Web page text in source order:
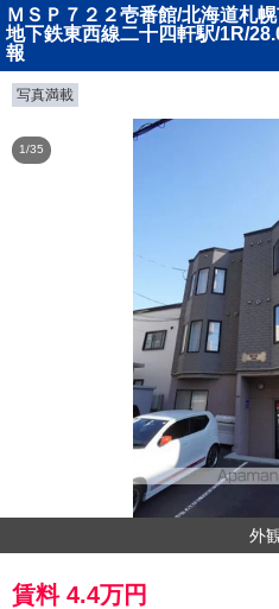
ＭＳＰ７２２壱番館/北海道札
地下鉄東西線二十四軒駅/1R/
報
写真満載
1/35
外観
賃料 4.4万円